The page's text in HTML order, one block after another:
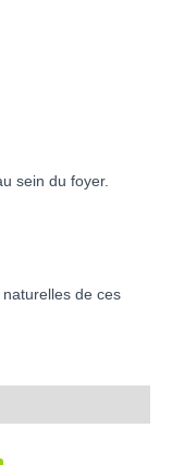
sein du foyer.
de ces